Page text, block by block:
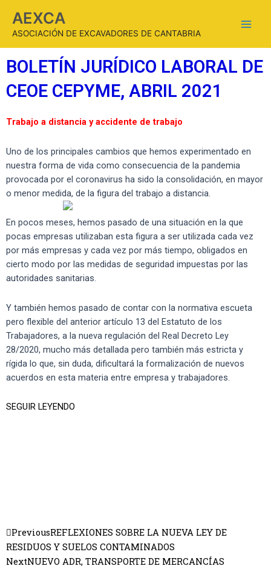
AEXCA
ASOCIACIÓN DE EXCAVADORES DE CANTABRIA
BOLETÍN JURÍDICO LABORAL DE
CEOE CEPYME, ABRIL 2021
Trabajo a distancia y accidente de trabajo
Uno de los principales cambios que hemos experimentado en
nuestra forma de vida como consecuencia de la pandemia
provocada por el coronavirus ha sido la consolidación, en mayor
o menor medida, de la figura del trabajo a distancia.
En pocos meses, hemos pasado de una situación en la que
pocas empresas utilizaban esta figura a ser utilizada cada vez
por más empresas y cada vez por más tiempo, obligados en
cierto modo por las medidas de seguridad impuestas por las
autoridades sanitarias.
Y también hemos pasado de contar con la normativa escueta
pero flexible del anterior artículo 13 del Estatuto de los
Trabajadores, a la nueva regulación del Real Decreto Ley
28/2020, mucho más detallada pero también más estricta y
rígida lo que, sin duda, dificultará la formalización de nuevos
acuerdos en esta materia entre empresa y trabajadores.
SEGUIR LEYENDO
PreviousREFLEXIONES SOBRE LA NUEVA LEY DE
RESIDUOS Y SUELOS CONTAMINADOS
NextNUEVO ADR, TRANSPORTE DE MERCANCÍAS